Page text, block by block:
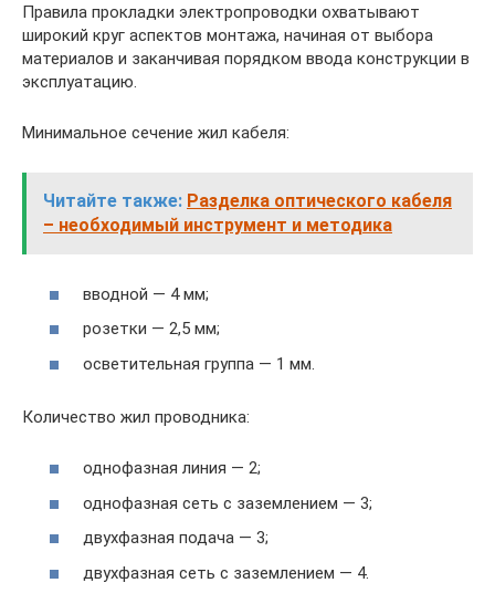
Правила прокладки электропроводки охватывают
широкий круг аспектов монтажа, начиная от выбора
материалов и заканчивая порядком ввода конструкции в
эксплуатацию.
Минимальное сечение жил кабеля:
Читайте также: Разделка оптического кабеля
– необходимый инструмент и методика
вводной — 4 мм;
розетки — 2,5 мм;
осветительная группа — 1 мм.
Количество жил проводника:
однофазная линия — 2;
однофазная сеть с заземлением — 3;
двухфазная подача — 3;
двухфазная сеть с заземлением — 4.